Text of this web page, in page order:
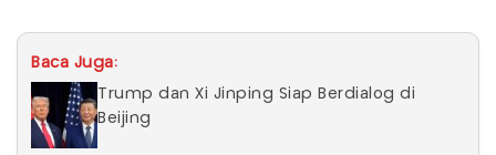
Baca Juga:
Trump dan Xi Jinping Siap Berdialog di
Beijing